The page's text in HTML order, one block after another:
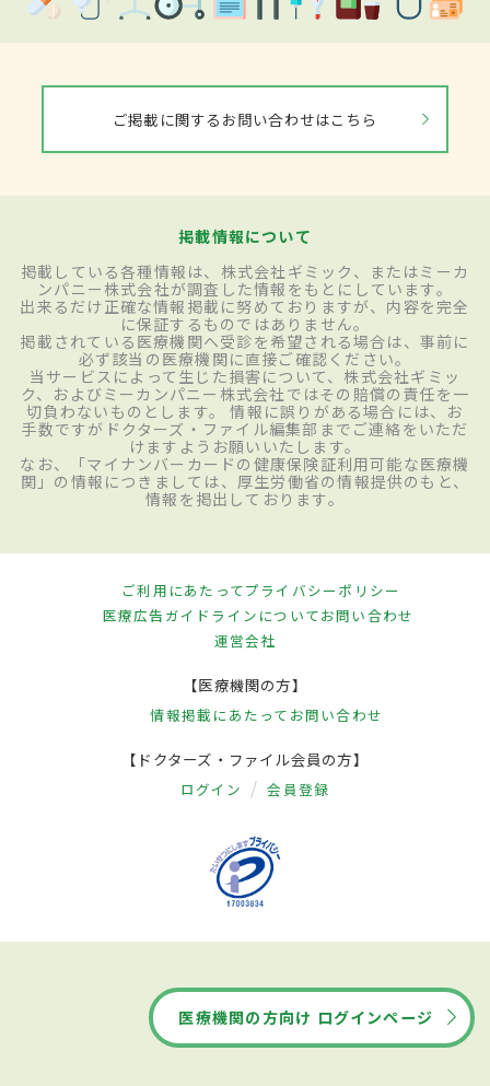
ご掲載に関するお問い合わせはこちら
掲載情報について
掲載している各種情報は、株式会社ギミック、またはミーカ
ンパニー株式会社が調査した情報をもとにしています。
出来るだけ正確な情報掲載に努めておりますが、内容を完全
に保証するものではありません。
掲載されている医療機関へ受診を希望される場合は、事前に
必ず該当の医療機関に直接ご確認ください。
当サービスによって生じた損害について、株式会社ギミッ
ク、およびミーカンパニー株式会社ではその賠償の責任を一
切負わないものとします。 情報に誤りがある場合には、お
手数ですがドクターズ・ファイル編集部までご連絡をいただ
けますようお願いいたします。
なお、「マイナンバーカードの健康保険証利用可能な医療機
関」の情報につきましては、厚生労働省の情報提供のもと、
情報を掲出しております。
ご利用にあたってプライバシーポリシー
医療広告ガイドラインについてお問い合わせ
運営会社
【医療機関の方】
情報掲載にあたって お問い合わせ
【ドクターズ・ファイル会員の方】
ログイン 会員登録
医療機関の方向け ログインページ